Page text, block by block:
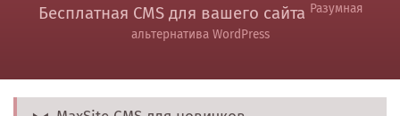
Бесплатная CMS для вашего сайта Разумная
альтернатива WordPress